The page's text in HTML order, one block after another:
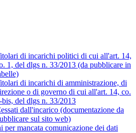
di incarichi politici di cui all'art. 14,
1, del dlgs n. 33/2013 (da pubblicare in
di incarichi di amministrazione, di
o di governo di cui all'art. 14, co.
bis, del dlgs n. 33/2013
dall'incarico (documentazione da
sul sito web)
per mancata comunicazione dei dati